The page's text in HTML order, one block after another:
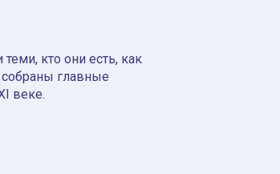
кто они есть, как
главные
веке.